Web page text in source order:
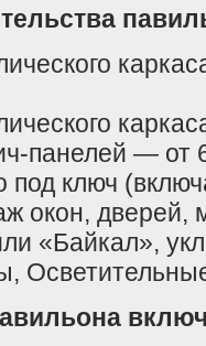
панелей — от
под ключ
окон, дверей,
«Байкал»,